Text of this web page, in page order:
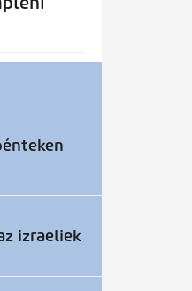
izraeliek